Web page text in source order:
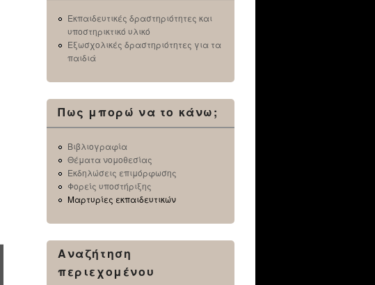
Εκπαιδευτικές δραστηριότητες και
υποστηρικτικό υλικό
Εξωσχολικές δραστηριότητες για τα
παιδιά
Πως μπορώ να το κάνω;
Βιβλιογραφία
Θέματα νομοθεσίας
Εκδηλώσεις επιμόρφωσης
Φορείς υποστήριξης
Μαρτυρίες εκπαιδευτικών
Αναζήτηση
περιεχομένου